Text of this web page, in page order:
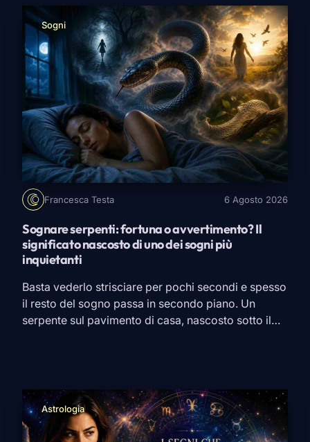
Sogni
Francesca Testa 6 Agosto 2026
Sognare serpenti: fortuna o avvertimento? Il
significato nascosto di uno dei sogni più
inquietanti
Basta vederlo strisciare per pochi secondi e spesso
il resto del sogno passa in secondo piano. Un
serpente sul pavimento di casa, nascosto sotto il
serpente? È uno dei simboli più […]
Astrologia